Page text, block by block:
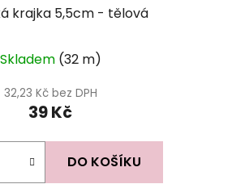
krajka 5,5cm - tělová
Skladem (32 m)
32,23 Kč bez DPH
39 Kč
DO KOŠÍKU